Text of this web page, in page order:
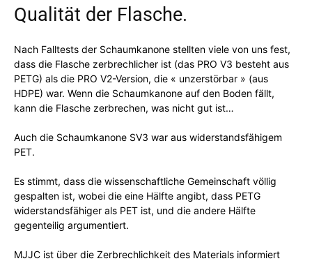
Qualität der Flasche.
Nach Falltests der Schaumkanone stellten viele von uns fest,
dass die Flasche zerbrechlicher ist (das PRO V3 besteht aus
PETG) als die PRO V2-Version, die « unzerstörbar » (aus
HDPE) war. Wenn die Schaumkanone auf den Boden fällt,
kann die Flasche zerbrechen, was nicht gut ist…
Auch die Schaumkanone SV3 war aus widerstandsfähigem
PET.
Es stimmt, dass die wissenschaftliche Gemeinschaft völlig
gespalten ist, wobei die eine Hälfte angibt, dass PETG
widerstandsfähiger als PET ist, und die andere Hälfte
gegenteilig argumentiert.
MJJC ist über die Zerbrechlichkeit des Materials informiert